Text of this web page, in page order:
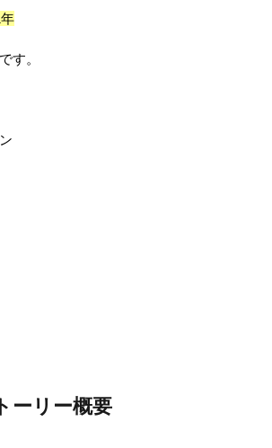
です。
ーリー概要